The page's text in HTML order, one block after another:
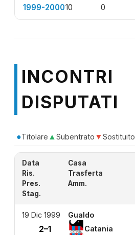
1999-200010 0
INCONTRI
DISPUTATI
●Titolare ▲Subentrato ▼Sostituito
Data
Casa
Ris.
Trasferta
Pres.
Amm.
Stag.
19 Dic 1999 Gualdo
2–1 Catania